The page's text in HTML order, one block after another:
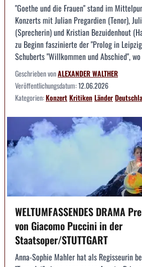
"Goethe und die Frauen" stand im
Konzerts mit Julian Pregardien (Tenor),
(Sprecherin) und Kristian Bezuidenhout
zu Beginn faszinierte der "Prolog in
Schuberts "Willkommen und Abschied",
Geschrieben vonALEXANDER WALTHER
Veröffentlichungsdatum:12.06.2026
Kategorien:KonzertKritikenLänder
WELTUMFASSENDES DRAMA
von Giacomo Puccini in der
Staatsoper/STUTTGART
Anna-Sophie Mahler hat als Regisseurin